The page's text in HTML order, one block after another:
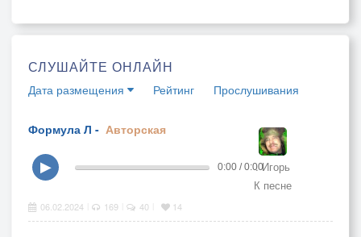
СЛУШАЙТЕ ОНЛАЙН
Дата размещения Рейтинг Прослушивания
Формула Л - Авторская
. Игорь
К песне
▶ 0:00 / 0:00
06.02.2024 169 40 14